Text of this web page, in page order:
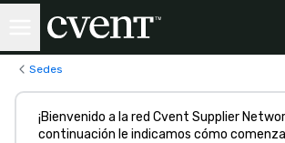
Sedes
¡Bienvenido a la red Cvent Supplier
continuación le indicamos cómo